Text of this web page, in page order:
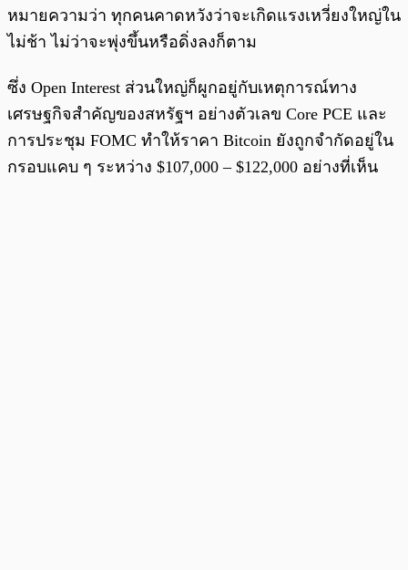
หมายความว่า ทุกคนคาดหวังว่าจะเกิดแรงเหวี่ยงใหญ่ใน
ไม่ช้า ไม่ว่าจะพุ่งขึ้นหรือดิ่งลงก็ตาม
ซึ่ง Open Interest ส่วนใหญ่ก็ผูกอยู่กับเหตุการณ์ทาง
เศรษฐกิจสำคัญของสหรัฐฯ อย่างตัวเลข Core PCE และ
การประชุม FOMC ทำให้ราคา Bitcoin ยังถูกจำกัดอยู่ใน
กรอบแคบ ๆ ระหว่าง $107,000 – $122,000 อย่างที่เห็น